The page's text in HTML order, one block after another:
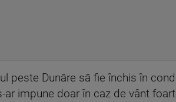
peste Dunăre să fie închis în
impune doar în caz de vânt